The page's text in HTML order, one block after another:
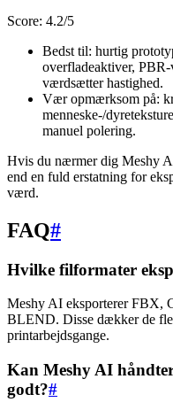
Score: 4.2/5
Bedst til: hurtig
overfladeaktiver,
værdsætter hastighed.
Vær opmærksom på:
menneske-/
manuel polering.
Hvis du nærmer dig Meshy
end en fuld erstatning for
værd.
FAQ#
Hvilke filformater
Meshy AI eksporterer FBX,
BLEND. Disse dækker de
printarbejdsgange.
Kan Meshy AI
godt?#